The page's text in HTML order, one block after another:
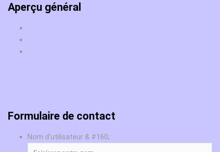
Aperçu général
Formulaire de contact
Nom d'utilisateur & #160;: